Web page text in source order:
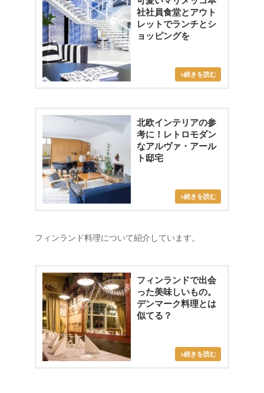
社社員食堂とアウト
レットでランチとシ
ョッピングを
北欧インテリアの参
考に！レトロモダン
なアルヴァ・アール
ト邸宅
フィンランド料理について紹介しています。
フィンランドで出会
った美味しいもの。
デンマーク料理とは
似てる？